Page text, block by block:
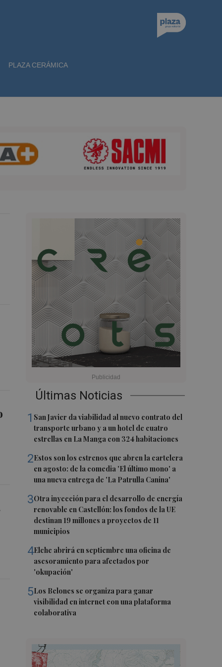
PLAZA CERÁMICA
Últimas Noticias
1 San Javier da viabilidad al nuevo contrato del
transporte urbano y a un hotel de cuatro
estrellas en La Manga con 324 habitaciones
2Estos son los estrenos que abren la cartelera
en agosto: de la comedia 'El último mono' a
una nueva entrega de 'La Patrulla Canina'
3Otra inyección para el desarrollo de energía
renovable en Castellón: los fondos de la UE
destinan 19 millones a proyectos de 11
municipios
4Elche abrirá en septiembre una oficina de
asesoramiento para afectados por
'okupación'
5Los Belones se organiza para ganar
visibilidad en internet con una plataforma
colaborativa